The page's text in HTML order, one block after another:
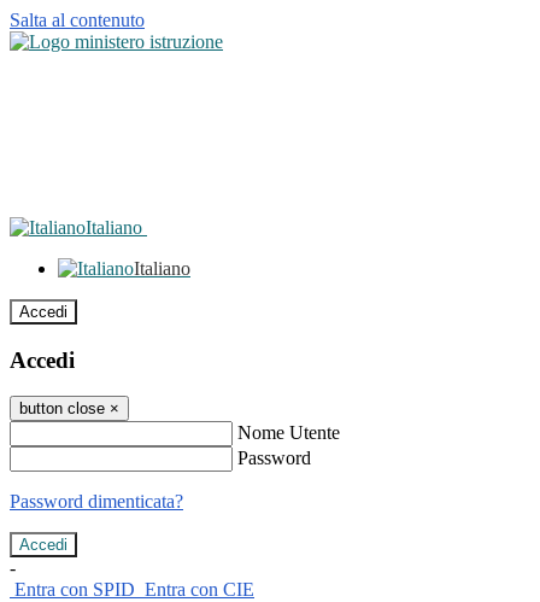
Salta al contenuto
Italiano
Italiano
Accedi
Accedi
button close ×
Nome Utente
Password
Password dimenticata?
-
Entra con SPID Entra con CIE